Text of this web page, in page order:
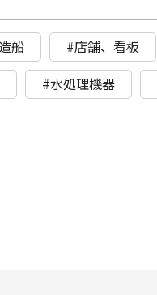
船 #店舗、看板
#水処理機器